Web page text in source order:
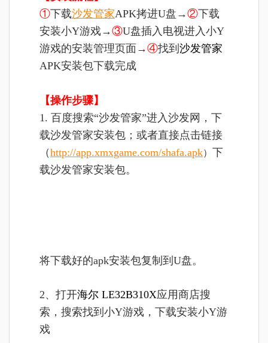
①下载沙发管家APK拷进U盘→②下载
安装小Y游戏→③U盘插入电视进入小Y
游戏的安装管理页面→④找到 沙发管家
APK安装包下载完成
【操作步骤】
1. 百度搜索“沙发管家”进入沙发网，下
载沙发管家安装包；或者直接点击链接
（http://app.xmxgame.com/shafa.apk） 下
载沙发管家安装包。
将下载好的apk安装包复制到U盘。
2、打开海尔 LE32B310X应用商店搜
索，搜索找到小Y游戏，下载安装小Y游
戏